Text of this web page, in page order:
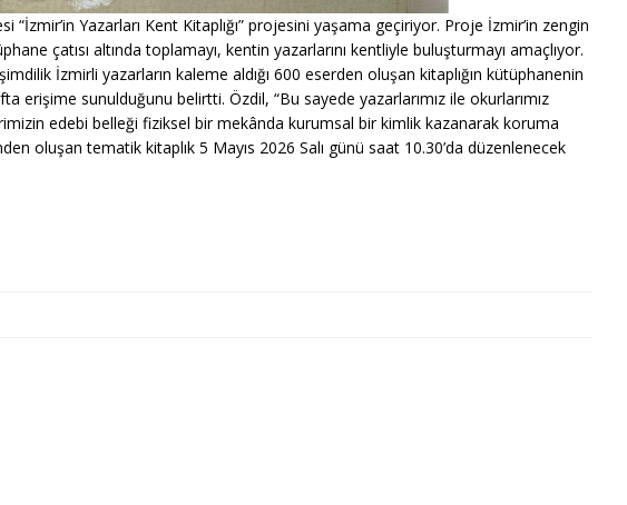
Yazarları Kent Kitaplığı” projesini yaşama geçiriyor. Proje İzmir’in zengin
çatısı altında toplamayı, kentin yazarlarını kentliyle buluşturmayı amaçlıyor.
İzmirli yazarların kaleme aldığı 600 eserden oluşan kitaplığın kütüphanenin
erişime sunulduğunu belirtti. Özdil, “Bu sayede yazarlarımız ile okurlarımız
edebi belleği fiziksel bir mekânda kurumsal bir kimlik kazanarak koruma
oluşan tematik kitaplık 5 Mayıs 2026 Salı günü saat 10.30’da düzenlenecek